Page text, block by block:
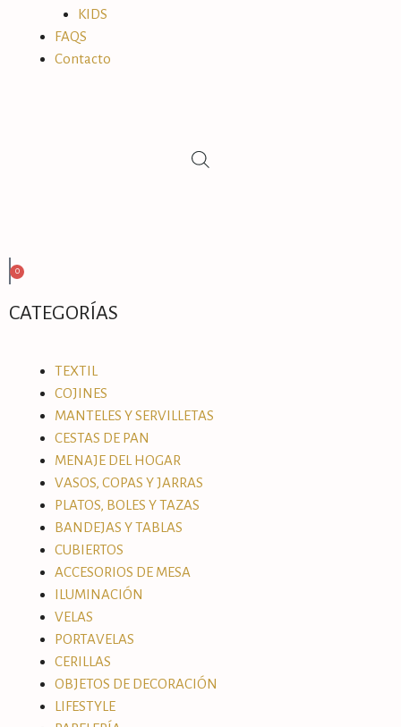
KIDS
FAQS
Contacto
0
CATEGORÍAS
TEXTIL
COJINES
MANTELES Y SERVILLETAS
CESTAS DE PAN
MENAJE DEL HOGAR
VASOS, COPAS Y JARRAS
PLATOS, BOLES Y TAZAS
BANDEJAS Y TABLAS
CUBIERTOS
ACCESORIOS DE MESA
ILUMINACIÓN
VELAS
PORTAVELAS
CERILLAS
OBJETOS DE DECORACIÓN
LIFESTYLE